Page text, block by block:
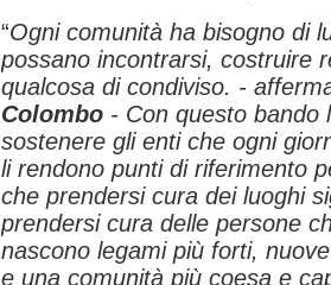
“Ogni comunità ha bisogno di
possano incontrarsi, costruire
qualcosa di condiviso. -
Colombo - Con questo bando
sostenere gli enti che ogni
li rendono punti di riferimento
che prendersi cura dei luoghi
prendersi cura delle persone
nascono legami più forti,
e una comunità più coesa e